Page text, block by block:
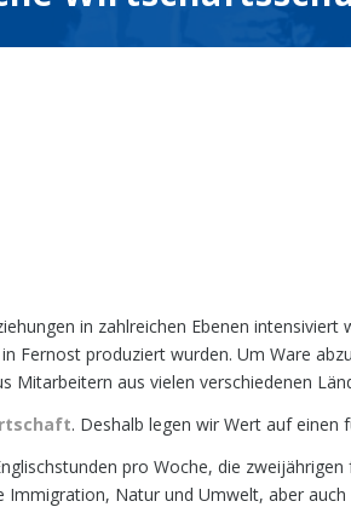
in zahlreichen Ebenen
Fernost produziert wurden. Um Ware
aus vielen verschiedenen
. Deshalb legen wir Wert auf einen
pro Woche, die
Immigration, Natur und Umwelt, aber auch